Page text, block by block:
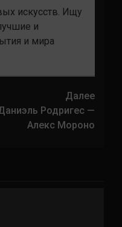
искусств. Ищу
и
и мира
Далее
Родригес —
Алекс Мороно